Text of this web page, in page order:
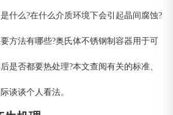
什么?在什么介质环境下会引起晶间腐蚀?
方法有哪些?奥氏体不锈钢制容器用于可
是否都要热处理?本文查阅有关的标准、
谈谈个人看法。